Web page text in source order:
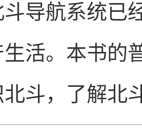
导航系统已
活。本书的
斗，了解北